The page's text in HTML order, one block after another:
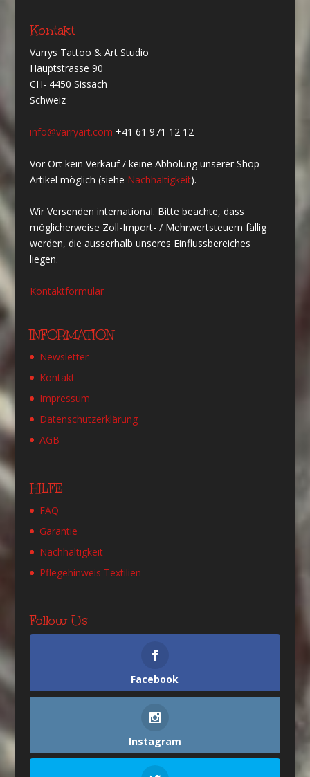
Kontakt
Varrys Tattoo & Art Studio
Hauptstrasse 90
CH- 4450 Sissach
Schweiz
info@varryart.com +41 61 971 12 12
Vor Ort kein Verkauf / keine Abholung unserer Shop
Artikel möglich (siehe Nachhaltigkeit).
Wir Versenden international. Bitte beachte, dass
möglicherweise Zoll-Import- / Mehrwertsteuern fällig
werden, die ausserhalb unseres Einflussbereiches
liegen.
Kontaktformular
INFORMATION
Newsletter
Kontakt
Impressum
Datenschutzerklärung
AGB
HILFE
FAQ
Garantie
Nachhaltigkeit
Pflegehinweis Textilien
Follow Us
Facebook
Instagram